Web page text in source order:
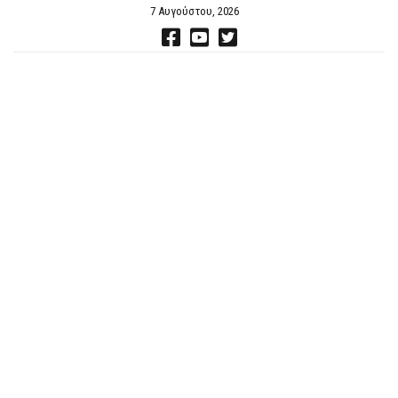
7 Αυγούστου, 2026